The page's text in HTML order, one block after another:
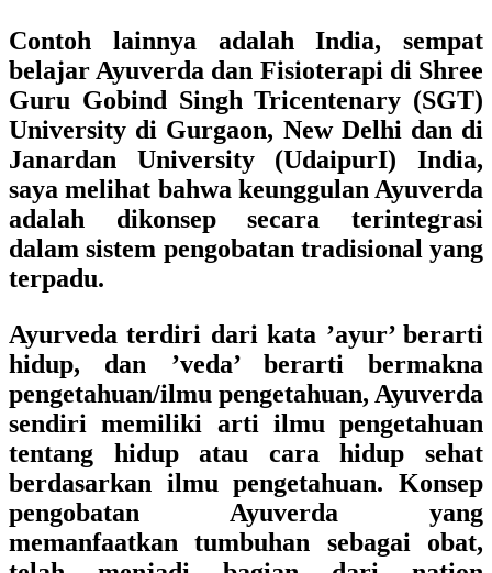
Contoh lainnya adalah India, sempat
belajar Ayuverda dan Fisioterapi di Shree
Guru Gobind Singh Tricentenary (SGT)
University di Gurgaon, New Delhi dan di
Janardan University (UdaipurI) India,
saya melihat bahwa keunggulan Ayuverda
adalah dikonsep secara terintegrasi
dalam sistem pengobatan tradisional yang
terpadu.
Ayurveda terdiri dari kata ’ayur’ berarti
hidup, dan ’veda’ berarti bermakna
pengetahuan/ilmu pengetahuan, Ayuverda
sendiri memiliki arti ilmu pengetahuan
tentang hidup atau cara hidup sehat
berdasarkan ilmu pengetahuan. Konsep
pengobatan Ayuverda yang
memanfaatkan tumbuhan sebagai obat,